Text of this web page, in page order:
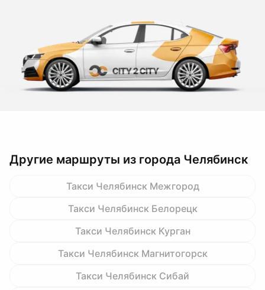
Другие маршруты из города Челябинск
Такси Челябинск Межгород
Такси Челябинск Белорецк
Такси Челябинск Курган
Такси Челябинск Магнитогорск
Такси Челябинск Сибай